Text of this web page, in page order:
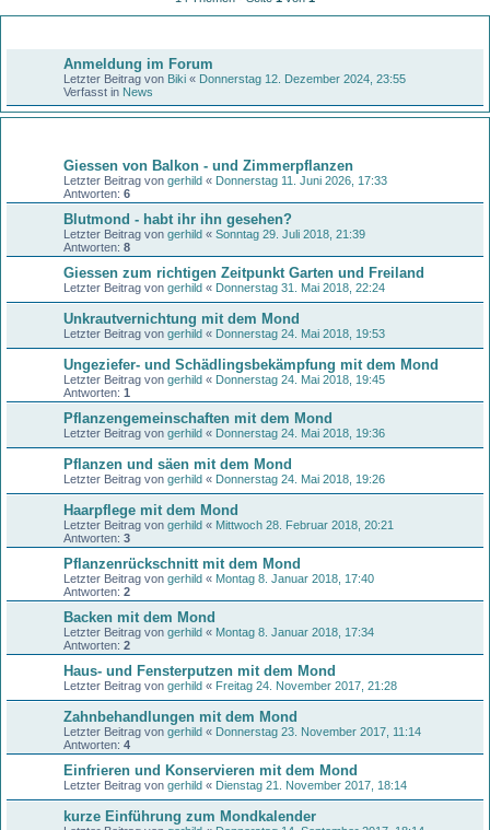
Anmeldung im Forum
Letzter Beitrag von Biki « Donnerstag 12. Dezember 2024, 23:55
Verfasst in News
Giessen von Balkon - und Zimmerpflanzen
Letzter Beitrag von gerhild « Donnerstag 11. Juni 2026, 17:33
Antworten: 6
Blutmond - habt ihr ihn gesehen?
Letzter Beitrag von gerhild « Sonntag 29. Juli 2018, 21:39
Antworten: 8
Giessen zum richtigen Zeitpunkt Garten und Freiland
Letzter Beitrag von gerhild « Donnerstag 31. Mai 2018, 22:24
Unkrautvernichtung mit dem Mond
Letzter Beitrag von gerhild « Donnerstag 24. Mai 2018, 19:53
Ungeziefer- und Schädlingsbekämpfung mit dem Mond
Letzter Beitrag von gerhild « Donnerstag 24. Mai 2018, 19:45
Antworten: 1
Pflanzengemeinschaften mit dem Mond
Letzter Beitrag von gerhild « Donnerstag 24. Mai 2018, 19:36
Pflanzen und säen mit dem Mond
Letzter Beitrag von gerhild « Donnerstag 24. Mai 2018, 19:26
Haarpflege mit dem Mond
Letzter Beitrag von gerhild « Mittwoch 28. Februar 2018, 20:21
Antworten: 3
Pflanzenrückschnitt mit dem Mond
Letzter Beitrag von gerhild « Montag 8. Januar 2018, 17:40
Antworten: 2
Backen mit dem Mond
Letzter Beitrag von gerhild « Montag 8. Januar 2018, 17:34
Antworten: 2
Haus- und Fensterputzen mit dem Mond
Letzter Beitrag von gerhild « Freitag 24. November 2017, 21:28
Zahnbehandlungen mit dem Mond
Letzter Beitrag von gerhild « Donnerstag 23. November 2017, 11:14
Antworten: 4
Einfrieren und Konservieren mit dem Mond
Letzter Beitrag von gerhild « Dienstag 21. November 2017, 18:14
kurze Einführung zum Mondkalender